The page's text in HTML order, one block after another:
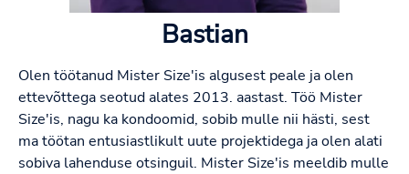
Bastian
Olen töötanud Mister Size'is algusest peale ja olen
ettevõttega seotud alates 2013. aastast. Töö Mister
Size'is, nagu ka kondoomid, sobib mulle nii hästi, sest
ma töötan entusiastlikult uute projektidega ja olen alati
sobiva lahenduse otsinguil. Mister Size'is meeldib mulle